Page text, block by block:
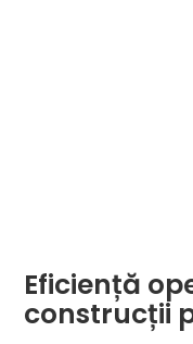
Eficiență
construcții